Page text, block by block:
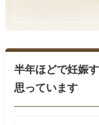
半年ほどで妊娠
思っています